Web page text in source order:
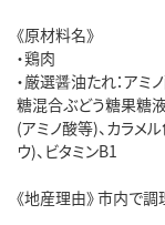
《原材料名》
・鶏肉
・厳選醤油たれ：アミ
糖混合ぶどう糖果糖
(アミノ酸等)、カラメ
ウ)、ビタミンB1
《地産理由》 市内で